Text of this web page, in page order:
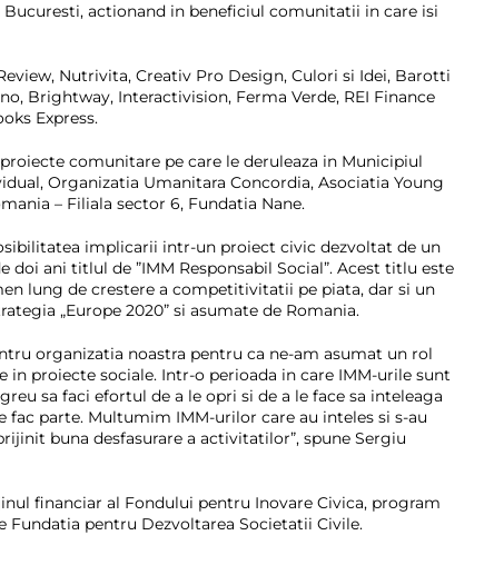
actionand in beneficiul comunitatii in care isi
Nutrivita, Creativ Pro Design, Culori si Idei, Barotti
Brightway, Interactivision, Ferma Verde, REI Finance
Express.
comunitare pe care le deruleaza in Municipiul
Organizatia Umanitara Concordia, Asociatia Young
– Filiala sector 6, Fundatia Nane.
implicarii intr-un proiect civic dezvoltat de un
ani titlul de ”IMM Responsabil Social”. Acest titlu este
lung de crestere a competitivitatii pe piata, dar si un
„Europe 2020” si asumate de Romania.
organizatia noastra pentru ca ne-am asumat un rol
proiecte sociale. Intr-o perioada in care IMM-urile sunt
sa faci efortul de a le opri si de a le face sa inteleaga
parte. Multumim IMM-urilor care au inteles si s-au
buna desfasurare a activitatilor”, spune Sergiu
financiar al Fondului pentru Inovare Civica, program
Fundatia pentru Dezvoltarea Societatii Civile.